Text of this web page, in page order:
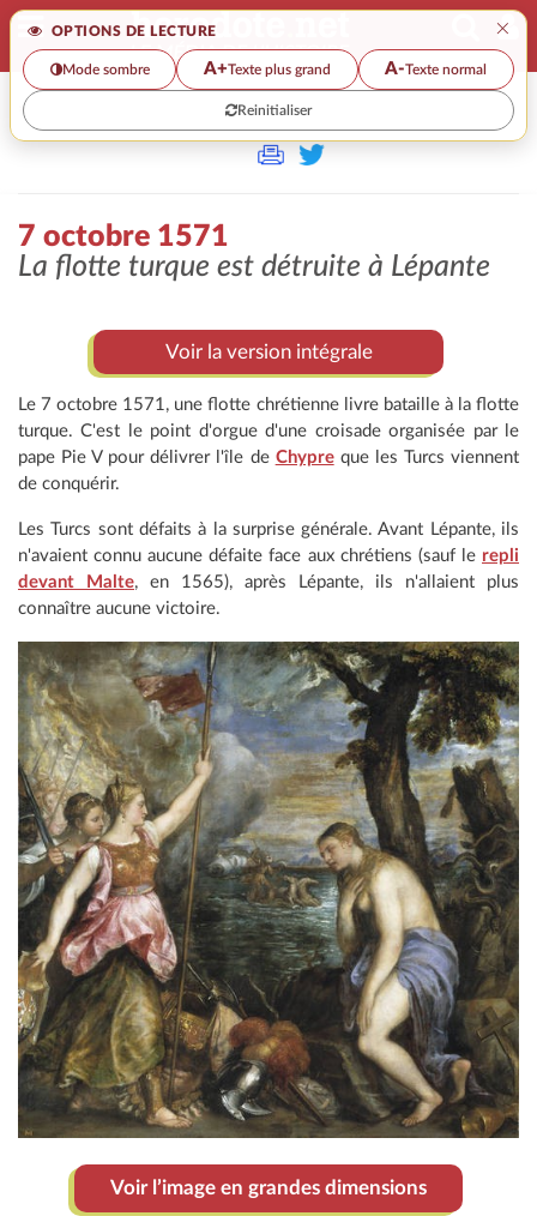
OPTIONS DE LECTURE ×
Mode sombre A+Texte plus grand A-Texte normal
Reinitialiser
>
7 octobre 1571
La flotte turque est détruite à Lépante
Voir la version intégrale
Le 7 octobre 1571, une flotte chrétienne livre bataille à la flotte
turque. C'est le point d'orgue d'une croisade organisée par le
pape Pie V pour délivrer l'île de Chypreque les Turcs viennent
de conquérir.
Les Turcs sont défaits à la surprise générale. Avant Lépante, ils
n'avaient connu aucune défaite face aux chrétiens (sauf le repli
devant Malte, en 1565), après Lépante, ils n'allaient plus
connaître aucune victoire.
Voir l’image en grandes dimensions